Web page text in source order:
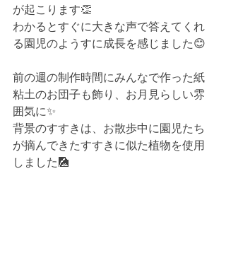
が起こります👏
わかるとすぐに大きな声で答えてくれ
る園児のようすに成長を感じました😊
前の週の制作時間にみんなで作った紙
粘土のお団子も飾り、お月見らしい雰
囲気に✨
背景のすすきは、お散歩中に園児たち
が摘んできたすすきに似た植物を使用
しました🎑